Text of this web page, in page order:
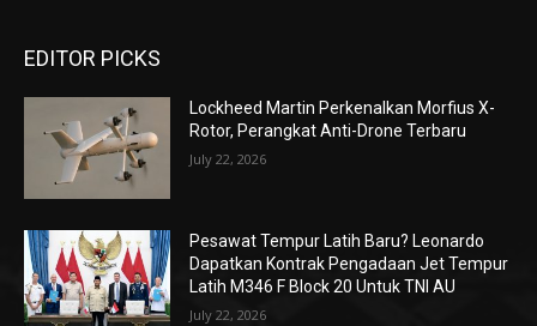
EDITOR PICKS
Lockheed Martin Perkenalkan Morfius X-
Rotor, Perangkat Anti-Drone Terbaru
July 22, 2026
Pesawat Tempur Latih Baru? Leonardo
Dapatkan Kontrak Pengadaan Jet Tempur
Latih M346 F Block 20 Untuk TNI AU
July 22, 2026